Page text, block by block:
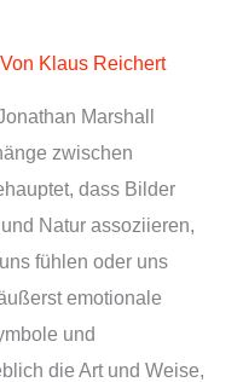
Klaus Reichert
Marshall
zwischen
dass Bilder
Natur assoziieren,
fühlen oder uns
emotionale
und
die Art und Weise,